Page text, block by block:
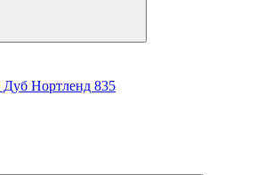
Нортленд 835